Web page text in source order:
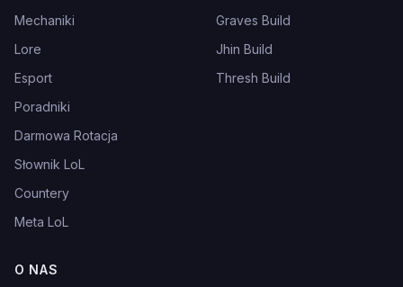
Mechaniki
Lore
Esport
Poradniki
Darmowa Rotacja
Słownik LoL
Countery
Meta LoL
Graves Build
Jhin Build
Thresh Build
O NAS